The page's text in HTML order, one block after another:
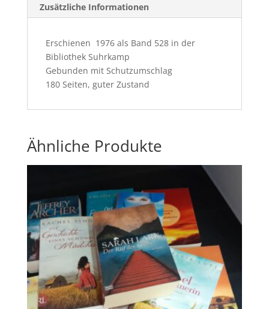
Zusätzliche Informationen
Erschienen 1976 als Band 528 in der
Bibliothek Suhrkamp
Gebunden mit Schutzumschlag
180 Seiten, guter Zustand
Ähnliche Produkte